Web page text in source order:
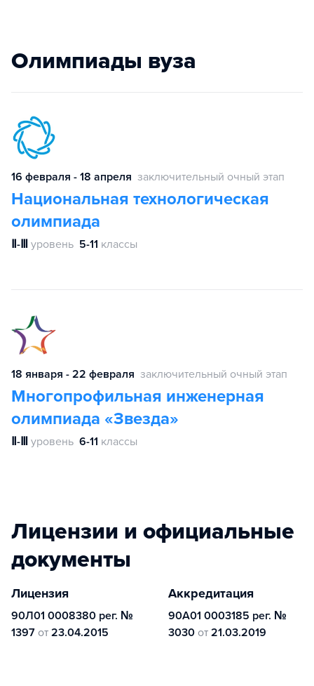
Олимпиады вуза
16 февраля - 18 апреля заключительный очный этап
Национальная технологическая
олимпиада
Ⅱ-Ⅲ уровень 5-11 классы
18 января - 22 февраля заключительный очный этап
Многопрофильная инженерная
олимпиада «Звезда»
Ⅱ-Ⅲ уровень 6-11 классы
Лицензии и официальные
документы
Лицензия
90Л01 0008380 рег. №
1397 от 23.04.2015
Аккредитация
90А01 0003185 рег. №
3030 от 21.03.2019